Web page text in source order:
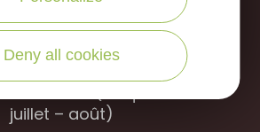
d’avril à septembre
: 9h30-12h30 / 14h00-
juillet – août)
Deny all cookies